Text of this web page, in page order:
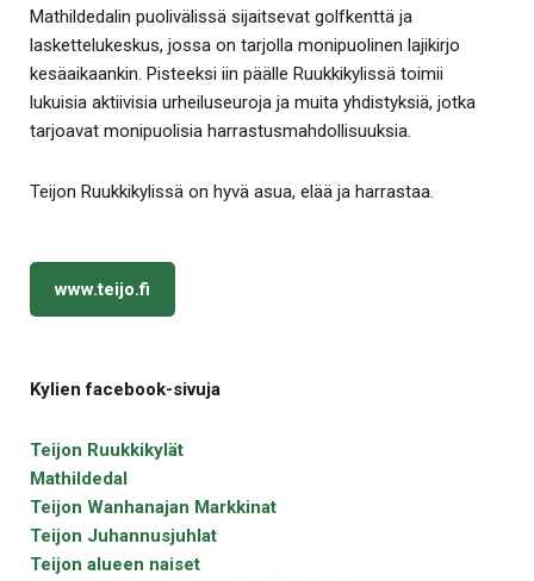
Mathildedalin puolivälissä sijaitsevat golfkenttä ja
laskettelukeskus, jossa on tarjolla monipuolinen lajikirjo
kesäaikaankin. Pisteeksi iin päälle Ruukkikylissä toimii
lukuisia aktiivisia urheiluseuroja ja muita yhdistyksiä, jotka
tarjoavat monipuolisia harrastusmahdollisuuksia.
Teijon Ruukkikylissä on hyvä asua, elää ja harrastaa.
www.teijo.fi
Kylien facebook-sivuja
Teijon Ruukkikylät
Mathildedal
Teijon Wanhanajan Markkinat
Teijon Juhannusjuhlat
Teijon alueen naiset